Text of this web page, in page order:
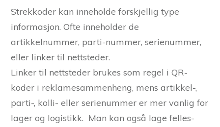
Strekkoder kan inneholde forskjellig type
informasjon. Ofte inneholder de
artikkelnummer, parti-nummer, serienummer,
eller linker til nettsteder.
Linker til nettsteder brukes som regel i QR-
koder i reklamesammenheng, mens artikkel-,
parti-, kolli- eller serienummer er mer vanlig for
lager og logistikk. Man kan også lage felles-